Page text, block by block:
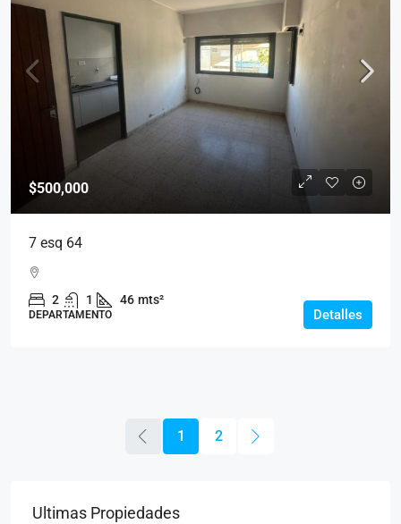
$500,000
7 esq 64
2 1 46 mts²
DEPARTAMENTO Detalles
1 2
Ultimas Propiedades